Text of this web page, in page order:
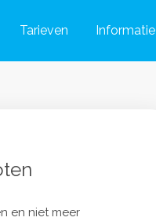
Tarieven Informatie
en niet meer